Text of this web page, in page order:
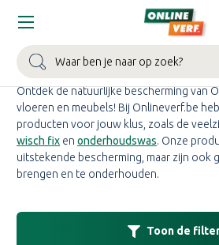
Zoeken
Home Osmo
OSMO OLIE
Ontdek de natuurlijke bescherming van
vloeren en meubels! Bij Onlineverf.be
producten voor jouw klus, zoals de
wisch fix en onderhoudswas. Onze
uitstekende bescherming, maar zijn ook
brengen en te onderhouden.
Toon de